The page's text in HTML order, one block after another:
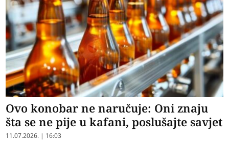
Ovo konobar ne naručuje: Oni znaju
šta se ne pije u kafani, poslušajte savjet
11.07.2026. | 16:03